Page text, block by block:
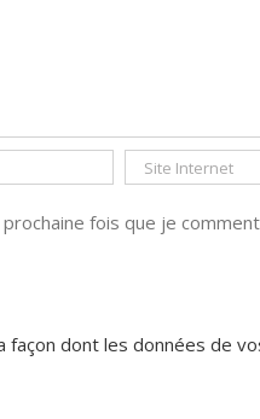
fois que je
façon dont les données de